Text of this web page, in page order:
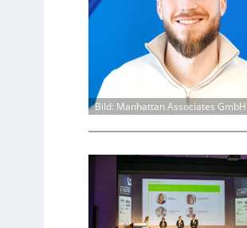
Bild: Manhattan Associates GmbH